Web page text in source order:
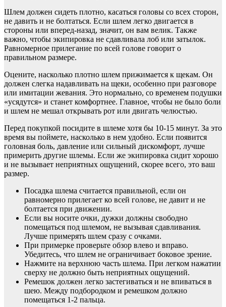
Шлем должен сидеть плотно, касаться головы со всех сторон,
не давить и не болтаться. Если шлем легко двигается в
стороны или вперед-назад, значит, он вам велик. Также
важно, чтобы экипировка не сдавливала лоб или затылок.
Равномерное прилегание по всей голове говорит о
правильном размере.
Оцените, насколько плотно шлем прижимается к щекам. Он
должен слегка надавливать на щеки, особенно при разговоре
или имитации жевания. Это нормально, со временем подушки
«усядутся» и станет комфортнее. Главное, чтобы не было боли
и шлем не мешал открывать рот или двигать челюстью.
Перед покупкой посидите в шлеме хотя бы 10-15 минут. За это
время вы поймете, насколько в нем удобно. Если появится
головная боль, давление или сильный дискомфорт, лучше
примерить другие шлемы. Если же экипировка сидит хорошо
и не вызывает неприятных ощущений, скорее всего, это ваш
размер.
Посадка шлема считается правильной, если он
равномерно прилегает ко всей голове, не давит и не
болтается при движении.
Если вы носите очки, дужки должны свободно
помещаться под шлемом, не вызывая сдавливания.
Лучше примерять шлем сразу с очками.
При примерке проверьте обзор влево и вправо.
Убедитесь, что шлем не ограничивает боковое зрение.
Нажмите на верхнюю часть шлема. При легком нажатии
сверху не должно быть неприятных ощущений.
Ремешок должен легко застегиваться и не впиваться в
шею. Между подбородком и ремешком должно
помещаться 1-2 пальца.